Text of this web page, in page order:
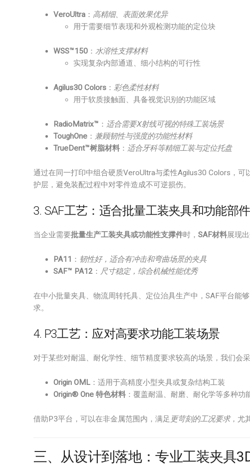
VeroUltra ： 高精细、表面效果优异
用于需要细节表现和外观检测功能的定位块
WSS™150 ： 水溶性支撑材料
实现复杂内部通道、细小结构的可行性
Agilus30 Colors ： 彩色柔性材料
用于软质接触面、具备视觉识别的功能区域
RadioMatrix™ ： 适合需要X射线可视的特殊工装场景
ToughOne ： 兼顾韧性与强度的功能性材料
TrueDent™树脂材料 ： 适合牙科等精细工装与定位托盘
通过在同一打印中组合硬质VeroUltra与柔性Agilus30 Colors，可
护层，避免装配过程中对零件造成不可逆损伤。
3. SAF工艺：适合批量工装夹具和功能部
当企业需要批量生产工装夹具或功能性支撑件时， SAF材料展现
PA11 ： 韧性好，适合有冲击和弯曲场景的夹具
SAF™ PA12 ： 尺寸稳定，综合机械性能优秀
在中小批量夹具、物流周转托具、定位治具生产中，SAF平台能
求。
4. P3工艺：应对高要求功能工装场景
对于某些对耐温、耐化学性、细节精度要求较高的场景，我们会
Origin OML ：适用于高精度小型夹具或复杂结构工装
Origin® One 特色材料 ：覆盖耐温、耐磨、耐化学等多种功
借助P3平台，可以在非金属范围内，满足 更苛刻的工况要求，尤
三、从设计到落地：专业工装夹具